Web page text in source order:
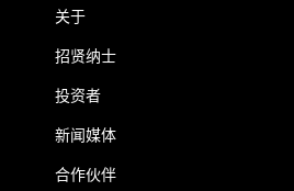
关于
招贤纳士
投资者
新闻媒体
合作伙伴